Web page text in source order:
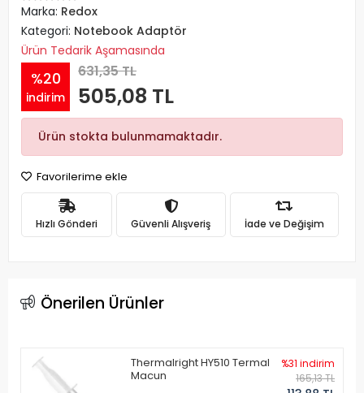
Marka: Redox
Kategori: Notebook Adaptör
Ürün Tedarik Aşamasında
%20
indirim
631,35 TL
505,08 TL
Ürün stokta bulunmamaktadır.
Favorilerime ekle
Hızlı Gönderi Güvenli Alışveriş İade ve Değişim
Önerilen Ürünler
Thermalright HY510 Termal
Macun
%31 indirim
165,13 TL